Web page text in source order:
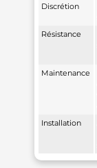
Discrétion
Résistance
Maintenance
Installation